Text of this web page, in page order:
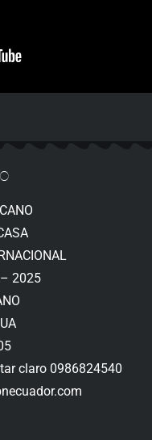
2025
claro 0986824540